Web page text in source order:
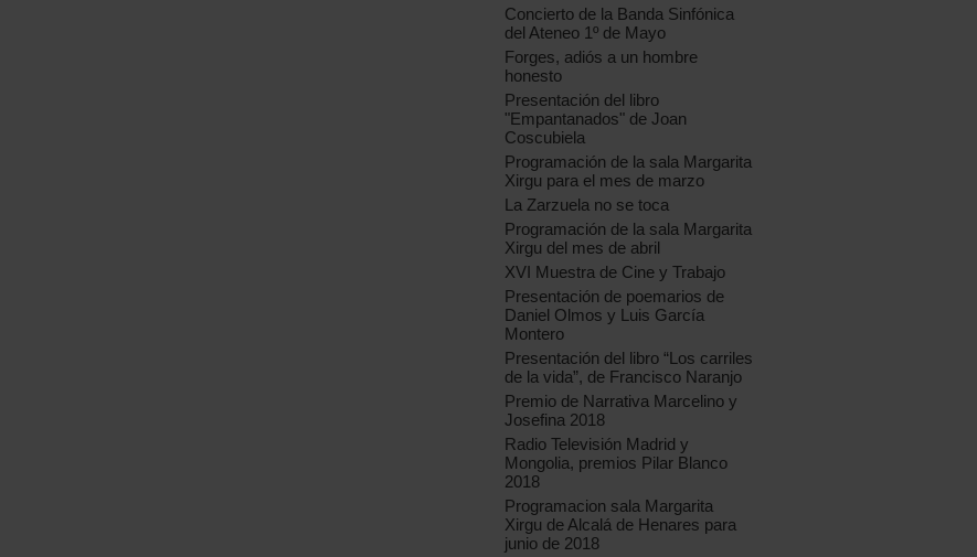
Concierto de la Banda Sinfónica
del Ateneo 1º de Mayo
Forges, adiós a un hombre
honesto
Presentación del libro
"Empantanados" de Joan
Coscubiela
Programación de la sala Margarita
Xirgu para el mes de marzo
La Zarzuela no se toca
Programación de la sala Margarita
Xirgu del mes de abril
XVI Muestra de Cine y Trabajo
Presentación de poemarios de
Daniel Olmos y Luis García
Montero
Presentación del libro “Los carriles
de la vida”, de Francisco Naranjo
Premio de Narrativa Marcelino y
Josefina 2018
Radio Televisión Madrid y
Mongolia, premios Pilar Blanco
2018
Programacion sala Margarita
Xirgu de Alcalá de Henares para
junio de 2018